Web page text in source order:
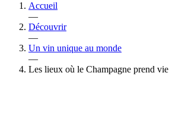
Accueil
—
Découvrir
—
Un vin unique au monde
—
Les lieux où le Champagne prend vie